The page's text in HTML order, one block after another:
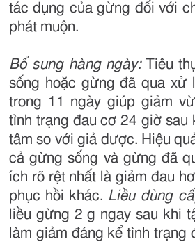
tác dụng của gừng đối với
phát muộn.
Bổ sung hàng ngày:Tiêu
sống hoặc gừng đã qua xử
trong 11 ngày giúp giảm
tình trạng đau cơ 24 giờ sau
tâm so với giả dược. Hiệu
cả gừng sống và gừng đã
ích rõ rệt nhất là giảm đau
phục hồi khác. Liều dùng
liều gừng 2 g ngay sau khi
làm giảm đáng kể tình trạng